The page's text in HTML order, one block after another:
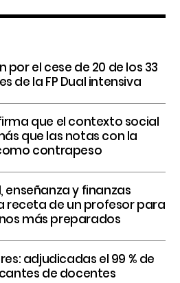
por el cese de 20 de los 33
de la FP Dual intensiva
que el contexto social
que las notas con la
contrapeso
enseñanza y finanzas
receta de un profesor para
más preparados
adjudicadas el 99 % de
de docentes